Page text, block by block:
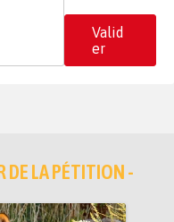
Valid
er
DE LA PÉTITION -